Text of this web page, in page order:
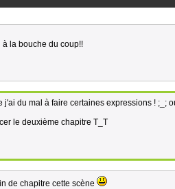
à la bouche du coup!!
du mal à faire certaines expressions ! ;_;
le deuxième chapitre T_T
de chapitre cette scène